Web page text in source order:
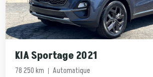
KIA Sportage 2021
78 250 km Automatique